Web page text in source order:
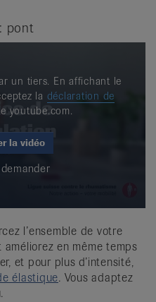
pont
un tiers. En affichant le
la déclaration de
youtube.com.
la vidéo
l’ensemble de votre
en même temps
et pour plus d’intensité,
élastique. Vous adaptez